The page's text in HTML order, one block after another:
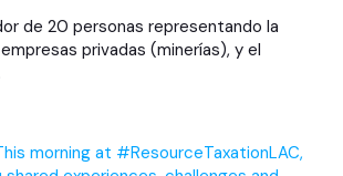
de 20 personas representando la
privadas (minerías), y el
morning at #ResourceTaxationLAC,